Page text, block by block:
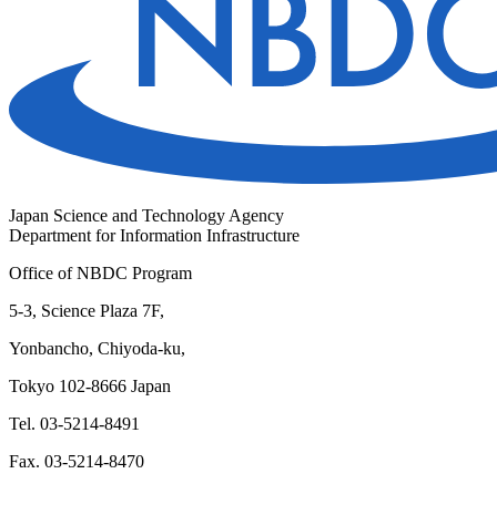
Japan Science and Technology Agency
Department for Information Infrastructure
Office of NBDC Program
5-3, Science Plaza 7F,
Yonbancho, Chiyoda-ku,
Tokyo 102-8666 Japan
Tel. 03-5214-8491
Fax. 03-5214-8470